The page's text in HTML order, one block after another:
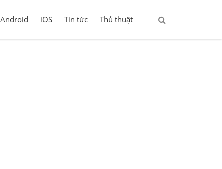
Android iOS Tin tức Thủ thuật